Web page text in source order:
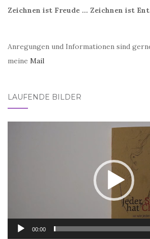
Zeichnen ist Freude ... Zeichnen ist
Anregungen und Informationen sind
meine Mail
LAUFENDE BILDER
00:00